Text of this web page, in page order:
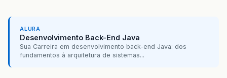
ALURA
Desenvolvimento Back-End Java
Sua Carreira em desenvolvimento back-end Java: dos
fundamentos à arquitetura de sistemas...